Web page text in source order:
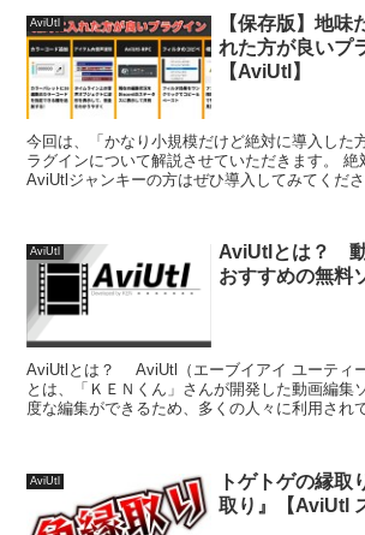
AviUtl
【保存版】地味
れた方が良いプ
【AviUtl】
今回は、「かなり小規模だけど絶対に導入した
ラグインについて解説させていただきます。 絶
AviUtlジャンキーの方はぜひ導入してみてくだ
AviUtl
AviUtlとは？
おすすめの無料
AviUtlとは？ AviUtl（エーブイアイ ユーティー
とは、「ＫＥＮくん」さんが開発した動画編集
度な編集ができるため、多くの人々に利用され
AviUtl
トゲトゲの縁取
取り』【AviUtl